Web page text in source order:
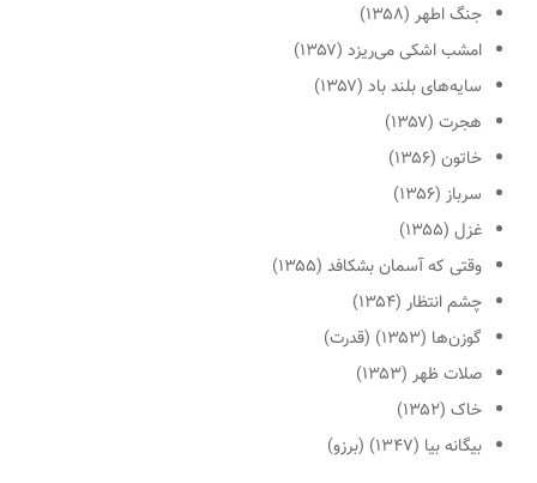
جنگ اطهر (۱۳۵۸)
امشب اشکی می‌ریزد (۱۳۵۷)
سایه‌های بلند باد (۱۳۵۷)
هجرت (۱۳۵۷)
خاتون (۱۳۵۶)
سرباز (۱۳۵۶)
غزل (۱۳۵۵)
وقتی که آسمان بشکافد (۱۳۵۵)
چشم انتظار (۱۳۵۴)
گوزن‌ها (۱۳۵۳) (قدرت)
صلات ظهر (۱۳۵۳)
خاک (۱۳۵۲)
بیگانه بیا (۱۳۴۷) (برزو)